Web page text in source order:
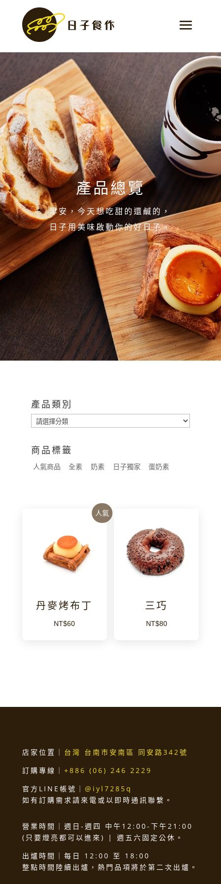
產品總覽
早安，今天想吃甜的還鹹的，
日子用美味啟動你的好日子。
產品類別
商品標籤
人氣商品 全素 奶素 日子獨家 蛋奶素
人氣
丹麥烤布丁
NT$60
三巧
NT$80
店家位置｜ 台灣 台南市安南區 同安路342號
訂購專線｜ +886 (06) 246 2229
官方LINE帳號｜ @iyl7285q
如有訂購需求請來電或以即時通訊聯繫。
營業時間｜週日-週四 中午12:00-下午21:00
(只要燈亮都可以進來) | 週五六固定公休。
出爐時間｜每日 12:00 至 18:00
整點時間陸續出爐，熱門品項將於第二次出爐。